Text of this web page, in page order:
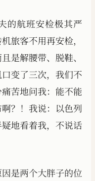
的航班安检极其严
旅客不用再安检，
是解腰带、脱鞋、
变了三次，我们不
苦地问我：能不能
？！我说：以色列
地看着我，不说话
是两个大胖子的位